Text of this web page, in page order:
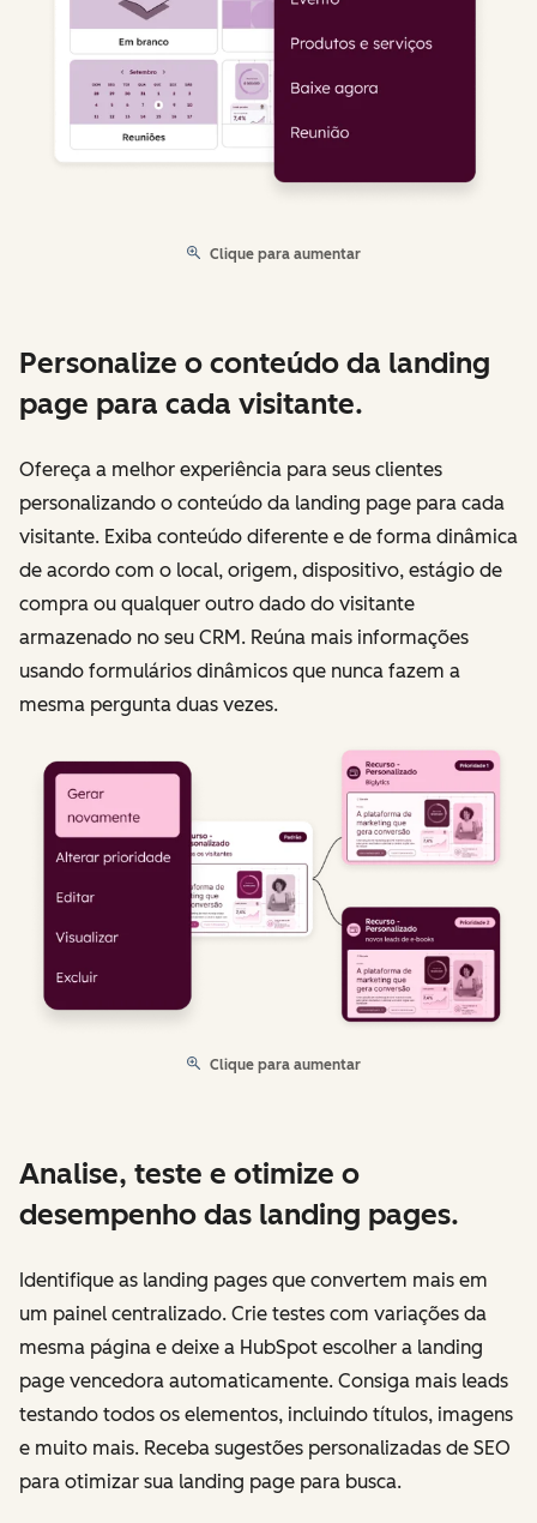
Clique para aumentar
Personalize o conteúdo da landing
page para cada visitante.
Ofereça a melhor experiência para seus clientes
personalizando o conteúdo da landing page para cada
visitante. Exiba conteúdo diferente e de forma dinâmica
de acordo com o local, origem, dispositivo, estágio de
compra ou qualquer outro dado do visitante
armazenado no seu CRM. Reúna mais informações
usando formulários dinâmicos que nunca fazem a
mesma pergunta duas vezes.
Clique para aumentar
Analise, teste e otimize o
desempenho das landing pages.
Identifique as landing pages que convertem mais em
um painel centralizado. Crie testes com variações da
mesma página e deixe a HubSpot escolher a landing
page vencedora automaticamente. Consiga mais leads
testando todos os elementos, incluindo títulos, imagens
e muito mais. Receba sugestões personalizadas de SEO
para otimizar sua landing page para busca.